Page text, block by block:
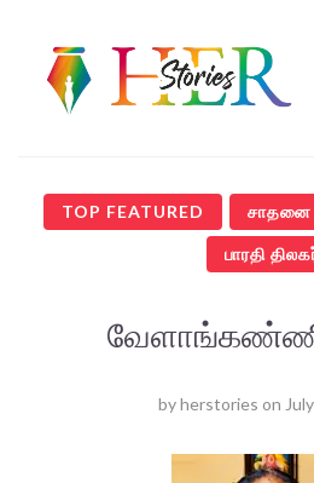
TOP FEATURED சாதனை
பாரதி
byherstories on